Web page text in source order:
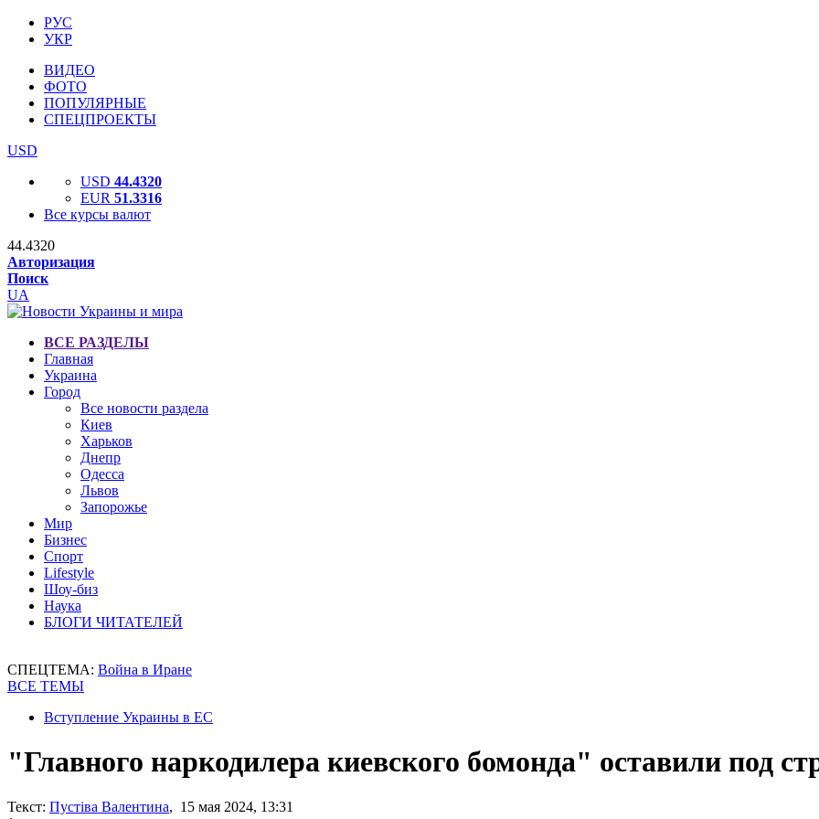
РУС
УКР
ВИДЕО
ФОТО
ПОПУЛЯРНЫЕ
СПЕЦПРОЕКТЫ
USD
USD 44.4320
EUR 51.3316
Все курсы валют
44.4320
Авторизация
Поиск
UA
ВСЕ РАЗДЕЛЫ
Главная
Украина
Город
Все новости раздела
Киев
Харьков
Днепр
Одесса
Львов
Запорожье
Мир
Бизнес
Спорт
Lifestyle
Шоу-биз
Наука
БЛОГИ ЧИТАТЕЛЕЙ
СПЕЦТЕМА: Война в Иране
ВСЕ ТЕМЫ
Вступление Украины в ЕС
"Главного наркодилера киевского бомонда" оставили под
Текст: Пустіва Валентина, 15 мая 2024, 13:31